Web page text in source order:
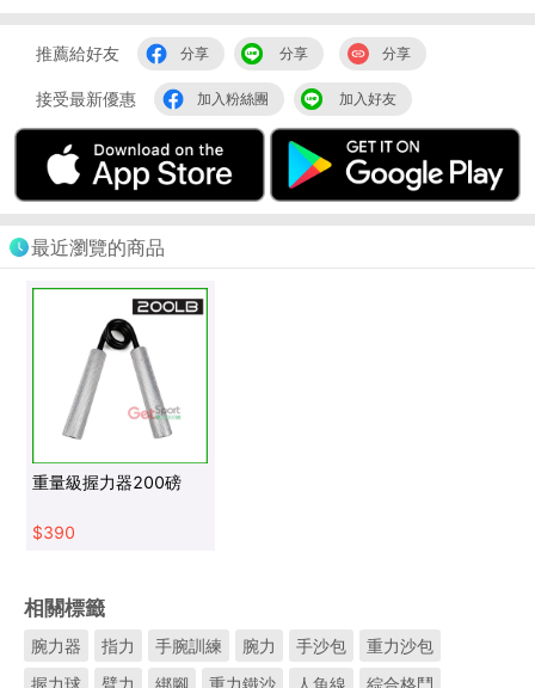
推薦給好友 分享 分享 分享
接受最新優惠 加入粉絲團 加入好友
最近瀏覽的商品
重量級握力器200磅
$390
相關標籤
腕力器 指力 手腕訓練 腕力 手沙包
重力沙包
握力球
臂力 綁腳 重力鐵沙 人魚線 綜合格鬥